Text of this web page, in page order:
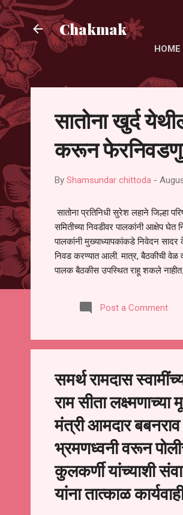
Chakmak
HOME
सातोना खुर्द
करून
By Shamsundar chittoda -
सातोना प्रतिनिधी सुरेश लहाने जिल्हा
समितीच्या निवडीवर पालकांनी आक्षेप घेत
पालकांनी मुख्याध्यापकांकडे निवेदन
निवड करण्यात आली. मात्र, बैठकीची वेळ
पालक बैठकीस उपस्थित राहू शकले नाहीत.
समितीची फेरनिवडणूक घेण्यात यावी,
जालना तसेच तालुका शिक्षण अधिकारी,
Post a Comment
समर्थ रामदास
राम सीता
मंत्री आमदार
भ्रमणध्वनी वरून
कुलकर्णी यांच्याशी
यांना तात्काळ